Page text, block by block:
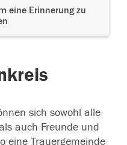
eine Erinnerung zu
sich sowohl alle
auch Freunde und
eine Trauergemeinde